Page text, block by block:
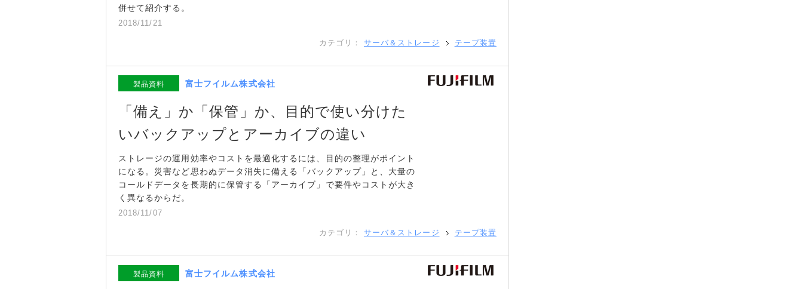
併せて紹介する。
2018/11/21
カテゴリ： サーバ＆ストレージ テープ装置
製品資料 富士フイルム株式会社
「備え」か「保管」か、目的で使い分けた
いバックアップとアーカイブの違い
ストレージの運用効率やコストを最適化するには、目的の整理がポイント
になる。災害など思わぬデータ消失に備える「バックアップ」と、大量の
コールドデータを長期的に保管する「アーカイブ」で要件やコストが大き
く異なるからだ。
2018/11/07
カテゴリ： サーバ＆ストレージ テープ装置
製品資料 富士フイルム株式会社